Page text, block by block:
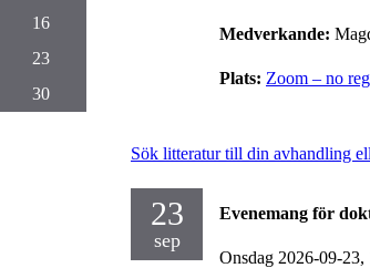
Medverkande:
Plats: Zoom – no
Sök litteratur till din avhandling
23
sep
Evenemang för
Onsdag 2026-09-23,
16
23
30